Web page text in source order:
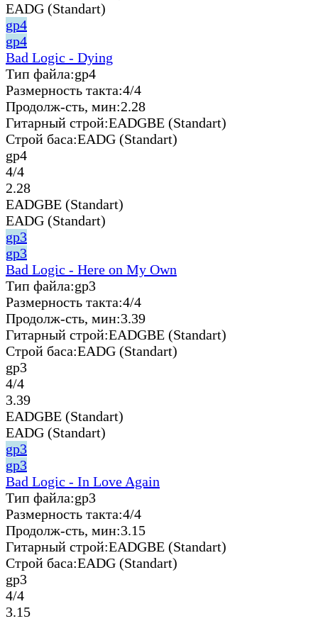
EADG (Standart)
gp4
gp4
Bad Logic - Dying
Тип файла:gp4
Размерность такта:4/4
Продолж-сть, мин:2.28
Гитарный строй:EADGBE (Standart)
Строй баса:EADG (Standart)
gp4
4/4
2.28
EADGBE (Standart)
EADG (Standart)
gp3
gp3
Bad Logic - Here on My Own
Тип файла:gp3
Размерность такта:4/4
Продолж-сть, мин:3.39
Гитарный строй:EADGBE (Standart)
Строй баса:EADG (Standart)
gp3
4/4
3.39
EADGBE (Standart)
EADG (Standart)
gp3
gp3
Bad Logic - In Love Again
Тип файла:gp3
Размерность такта:4/4
Продолж-сть, мин:3.15
Гитарный строй:EADGBE (Standart)
Строй баса:EADG (Standart)
gp3
4/4
3.15